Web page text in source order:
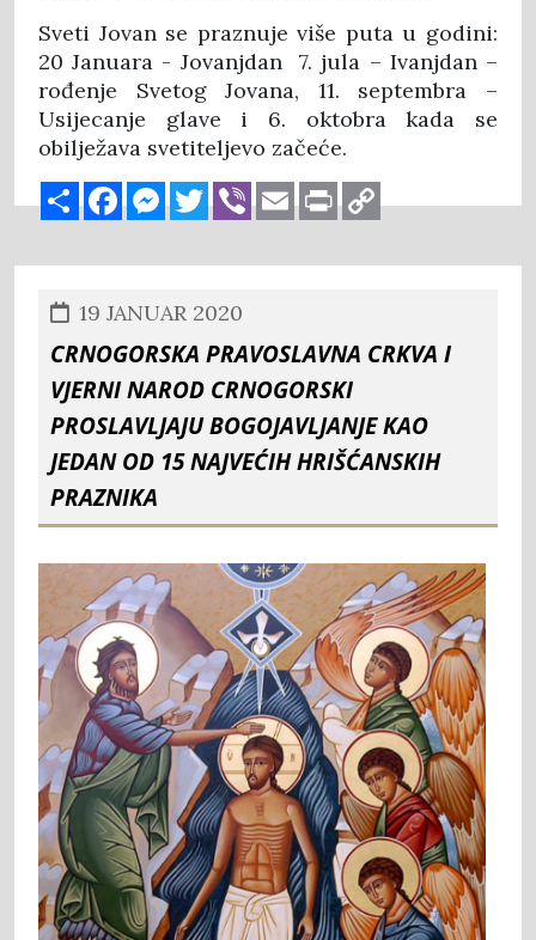
Sveti Jovan se praznuje više puta u godini:
20 Januara - Jovanjdan 7. jula – Ivanjdan –
rođenje Svetog Jovana, 11. septembra –
Usijecanje glave i 6. oktobra kada se
obilježava svetiteljevo začeće.
ShareFacebook
Messenger
Twitter
ViberEmailPrint
Link
19 JANUAR 2020
CRNOGORSKA PRAVOSLAVNA CRKVA I
VJERNI NAROD CRNOGORSKI
PROSLAVLJAJU BOGOJAVLJANJE KAO
JEDAN OD 15 NAJVEĆIH HRIŠĆANSKIH
PRAZNIKA